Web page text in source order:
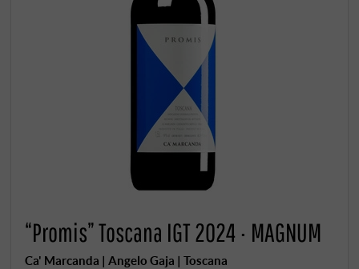
“Promis” Toscana IGT 2024 · MAGNUM
Ca' Marcanda | Angelo Gaja | Toscana